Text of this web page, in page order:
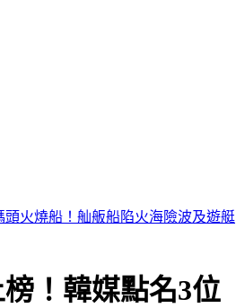
現身三總大腸直腸科」診間 本人證
！韓媒點名3